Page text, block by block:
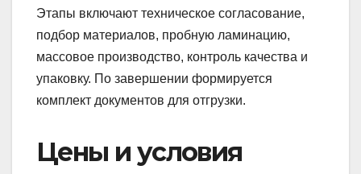
Этапы включают техническое согласование,
подбор материалов, пробную ламинацию,
массовое производство, контроль качества и
упаковку. По завершении формируется
комплект документов для отгрузки.
Цены и условия